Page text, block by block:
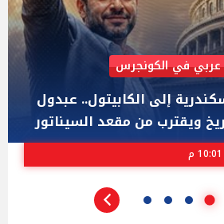
المصري الذى يواجه "هايلي
بإنتخابات ميشيجان